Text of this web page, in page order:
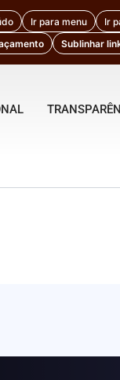
Ir para menu
Ir
Sublinhar